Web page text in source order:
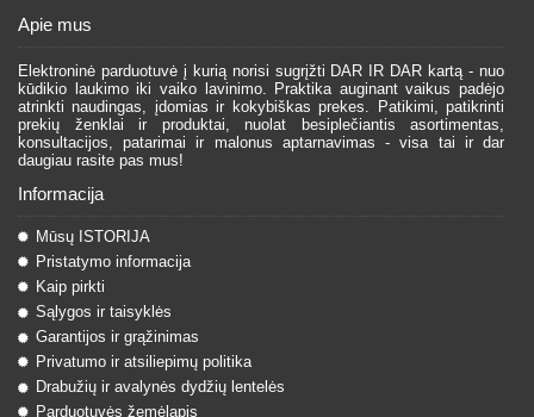
Apie mus
Elektroninė parduotuvė į kurią norisi sugrįžti DAR IR DAR kartą - nuo
kūdikio laukimo iki vaiko lavinimo. Praktika auginant vaikus padėjo
atrinkti naudingas, įdomias ir kokybiškas prekes. Patikimi, patikrinti
prekių ženklai ir produktai, nuolat besiplečiantis asortimentas,
konsultacijos, patarimai ir malonus aptarnavimas - visa tai ir dar
daugiau rasite pas mus!
Informacija
Mūsų ISTORIJA
Pristatymo informacija
Kaip pirkti
Sąlygos ir taisyklės
Garantijos ir grąžinimas
Privatumo ir atsiliepimų politika
Drabužių ir avalynės dydžių lentelės
Parduotuvės žemėlapis